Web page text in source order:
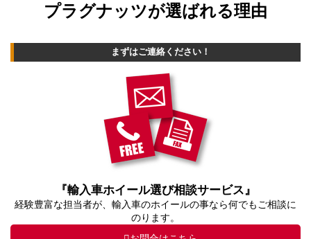
プラグナッツが選ばれる理由
まずはご連絡ください！
『輸入車ホイール選び相談サービス』
経験豊富な担当者が、輸入車のホイールの事なら何でもご相談に
のります。